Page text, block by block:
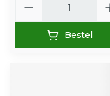
Bestel